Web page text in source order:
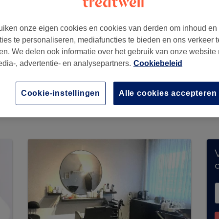
geen boekingen via Treatwell.
jouw buurt te ontdekken. Je vindt er tal van
onze eigen cookies en cookies van derden om inhoud en
te personaliseren, mediafuncties te bieden en ons verkeer
We delen ook informatie over het gebruik van onze website
, advertentie- en analysepartners. Cookiebeleid
Alle cookies accepteren
Cookie-instellingen